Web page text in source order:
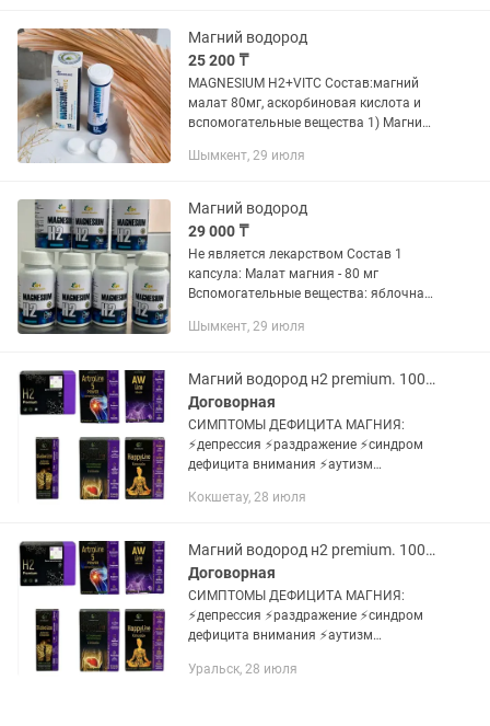
исследованиям...
Магний водород
25 200 ₸
MAGNESIUM H2+VITC Состав:магний
малат 80мг, аскорбиновая кислота и
вспомогательные вещества 1) Магний
клеточных мембран, уменьшает
Шымкент, 29 июля
Магний водород
29 000 ₸
Не является лекарством Состав 1
капсула: Малат магния - 80 мг
Вспомогательные вещества: яблочная
стеарилфумарат Область применения:
Шымкент, 29 июля
Магний водород н2 premium. 100% оригинал. доставка
Договорная
СИМПТОМЫ ДЕФИЦИТА МАГНИЯ:
⚡️депрессия ⚡️раздражение ⚡️синдром
дефицита внимания ⚡️аутизм
засыпания ⚡️мышечное подергивание
Кокшетау, 28 июля
Магний водород н2 premium. 100% оригинал. доставка
Договорная
СИМПТОМЫ ДЕФИЦИТА МАГНИЯ:
⚡️депрессия ⚡️раздражение ⚡️синдром
дефицита внимания ⚡️аутизм
засыпания ⚡️мышечное подергивание
Уральск, 28 июля